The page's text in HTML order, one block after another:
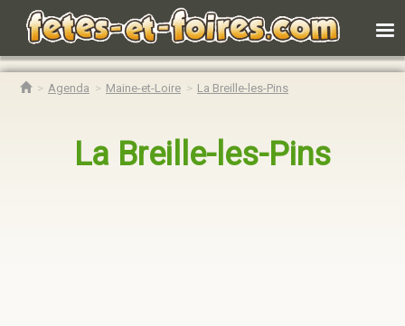
Agenda Maine-et-Loire La Breille-les-Pins
La Breille-les-Pins